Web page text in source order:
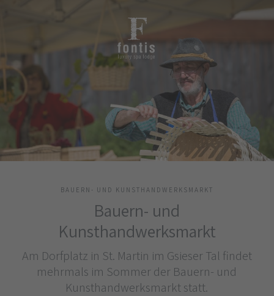
BAUERN- UND KUNSTHANDWERKSMARKT
Bauern- und
Kunsthandwerksmarkt
Am Dorfplatz in St. Martin im Gsieser Tal findet
mehrmals im Sommer der Bauern- und
Kunsthandwerksmarkt statt.